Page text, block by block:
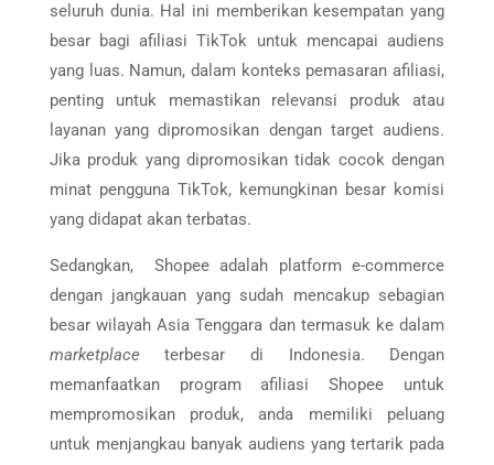
seluruh dunia. Hal ini memberikan kesempatan yang
besar bagi afiliasi TikTok untuk mencapai audiens
yang luas. Namun, dalam konteks pemasaran afiliasi,
penting untuk memastikan relevansi produk atau
layanan yang dipromosikan dengan target audiens.
Jika produk yang dipromosikan tidak cocok dengan
minat pengguna TikTok, kemungkinan besar komisi
yang didapat akan terbatas.
Sedangkan, Shopee adalah platform e-commerce
dengan jangkauan yang sudah mencakup sebagian
besar wilayah Asia Tenggara dan termasuk ke dalam
marketplace terbesar di Indonesia. Dengan
memanfaatkan program afiliasi Shopee untuk
mempromosikan produk, anda memiliki peluang
untuk menjangkau banyak audiens yang tertarik pada